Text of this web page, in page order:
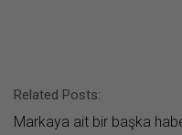
Related Posts:
Markaya ait bir başka